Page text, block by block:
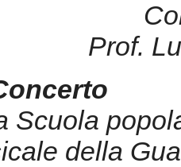
Prof.
Scuola
della